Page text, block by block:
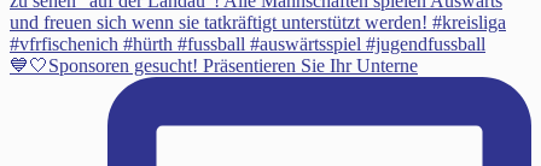
💙🤍Sponsoren gesucht! Präsentieren Sie Ihr Unterne